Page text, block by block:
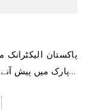
پاکستان الیکٹرانک میڈیا ریگولیٹری اتھارٹی (پیمرا) کے مطابق،
گزشتہ جمعرات کو اسلام آباد کے F-9 پارک میں پیش آنے والے…